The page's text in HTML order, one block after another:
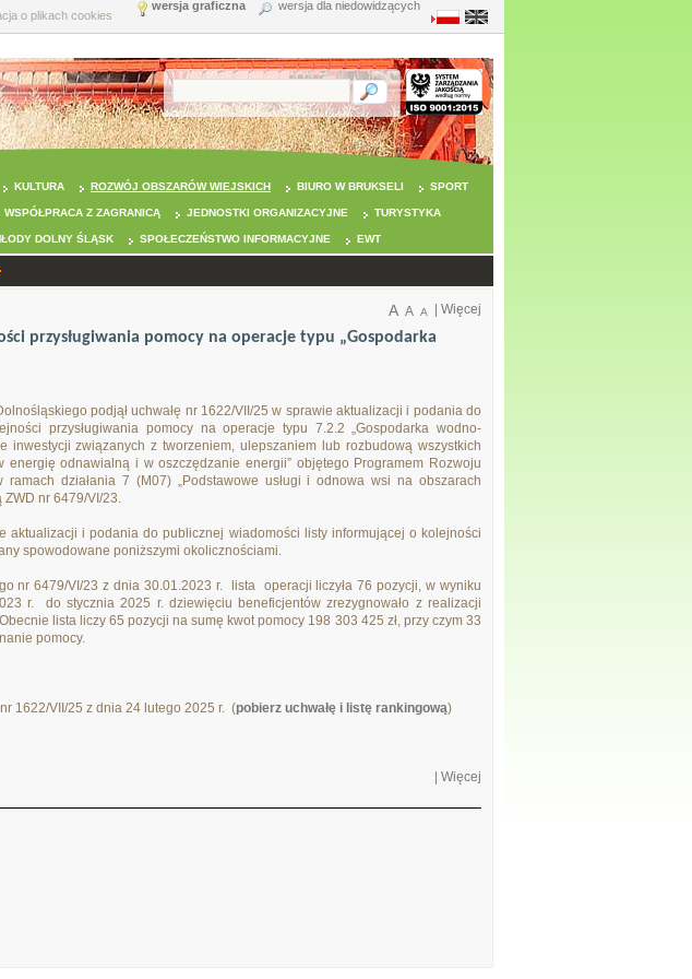
o plikach cookies
wersja graficzna wersja dla niedowidzących
KULTURA ROZWÓJ OBSZARÓW WIEJSKICH BIURO W BRUKSELI SPORT
WSPÓŁPRACA Z ZAGRANICĄ JEDNOSTKI ORGANIZACYJNE TURYSTYKA
DOLNY ŚLĄSK SPOŁECZEŃSTWO INFORMACYJNE EWT
Więcej
A A A
przysługiwania pomocy na operacje typu „Gospodarka
podjął uchwałę nr 1622/VII/25 w sprawie aktualizacji i podania do
przysługiwania pomocy na operacje typu 7.2.2 „Gospodarka wodno-
inwestycji związanych z tworzeniem, ulepszaniem lub rozbudową wszystkich
energię odnawialną i w oszczędzanie energii” objętego Programem Rozwoju
działania 7 (M07) „Podstawowe usługi i odnowa wsi na obszarach
ZWD nr 6479/VI/23.
aktualizacji i podania do publicznej wiadomości listy informującej o kolejności
spowodowane poniższymi okolicznościami.
nr 6479/VI/23 z dnia 30.01.2023 r. lista operacji liczyła 76 pozycji, w wyniku
r. do stycznia 2025 r. dziewięciu beneficjentów zrezygnowało z realizacji
lista liczy 65 pozycji na sumę kwot pomocy 198 303 425 zł, przy czym 33
pomocy.
1622/VII/25 z dnia 24 lutego 2025 r. (pobierz uchwałę i listę rankingową)
Więcej